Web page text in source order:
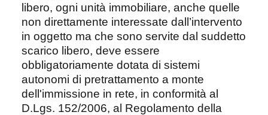
libero, ogni unità immobiliare, anche quelle
non direttamente interessate dall’intervento
in oggetto ma che sono servite dal suddetto
scarico libero, deve essere
obbligatoriamente dotata di sistemi
autonomi di pretrattamento a monte
dell'immissione in rete, in conformità al
D.Lgs. 152/2006, al Regolamento della